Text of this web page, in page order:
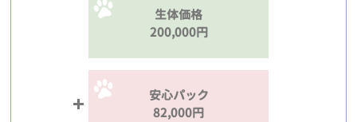
生体価格
200,000円
安心パック
82,000円